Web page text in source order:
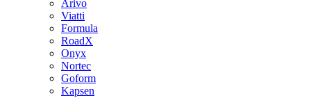
Arivo
Viatti
Formula
RoadX
Onyx
Nortec
Goform
Kapsen